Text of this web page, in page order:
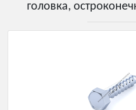
головка,